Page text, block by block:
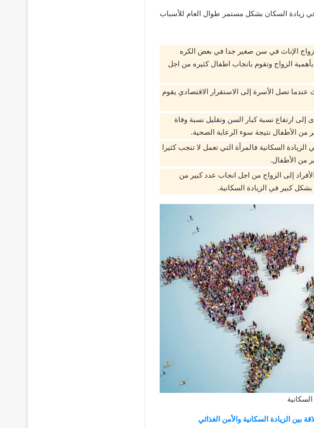
زيادة السكان بشكل مستمر طوال العام للأسباب
زواج الإناث في سن صغير جدا في بعض الكره
الزواج وتقوم بانجاب اطفال كثيره من اجل
تصل الأسرة إلى الاستقرار الاقتصادي يقوم
إلى ارتفاع نسبة كبار السن وتقليل نسبة وفاة
من الأطفال نتيجة سوء الرعاية الصحية.
السكانية فالمرأة التي تعمل لا تنجب كثيرا
من الأطفال.
إلى الزواج من اجل انجاب عدد كبير من
كبير في الزيادة السكانية.
بين الزيادة السكانية والأمن الغذائي